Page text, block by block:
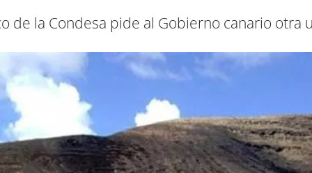
de la Condesa pide al Gobierno canario otra